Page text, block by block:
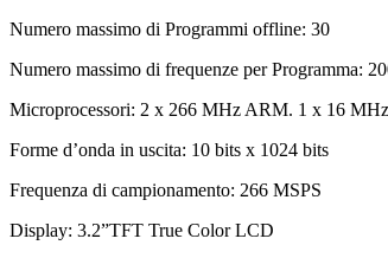
Numero massimo di Programmi offline: 30
Numero massimo di frequenze per Programma:
Microprocessori: 2 x 266 MHz ARM. 1 x 16
Forme d’onda in uscita: 10 bits x 1024 bits
Frequenza di campionamento: 266 MSPS
Display: 3.2”TFT True Color LCD